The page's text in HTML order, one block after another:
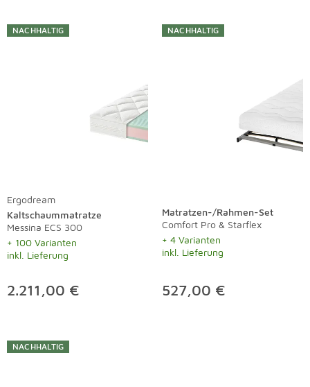
NACHHALTIG
Ergodream
Kaltschaummatratze
Messina ECS 300
+ 100 Varianten
inkl. Lieferung
2.211,00 €
NACHHALTIG
Matratzen-/Rahmen-Set
Comfort Pro & Starflex
+ 4 Varianten
inkl. Lieferung
527,00 €
NACHHALTIG